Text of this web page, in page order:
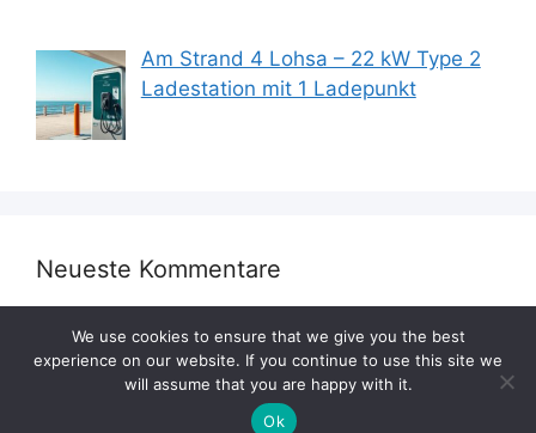
Am Strand 4 Lohsa – 22 kW Type 2
Ladestation mit 1 Ladepunkt
Neueste Kommentare
We use cookies to ensure that we give you the best
experience on our website. If you continue to use this site we
will assume that you are happy with it.
Ok